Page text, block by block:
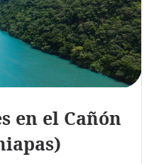
en el Cañón